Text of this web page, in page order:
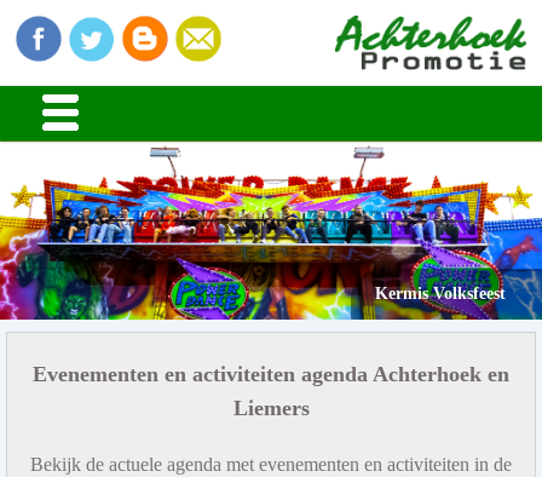
Kermis Volksfeest
Evenementen en activiteiten agenda Achterhoek en
Liemers
Bekijk de actuele agenda met evenementen en activiteiten in de